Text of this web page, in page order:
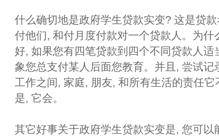
什么确切地是政府学生贷款实变? 这是贷
付他们, 和付月度付款对一个贷款人。为
好, 如果您有四笔贷款到四个不同贷款人
象您总支付某人后面您教育。并且, 尝试
工作之间, 家庭, 朋友, 和所有生活的责任
是, 它会。
其它好事关于政府学生贷款实变是, 您可